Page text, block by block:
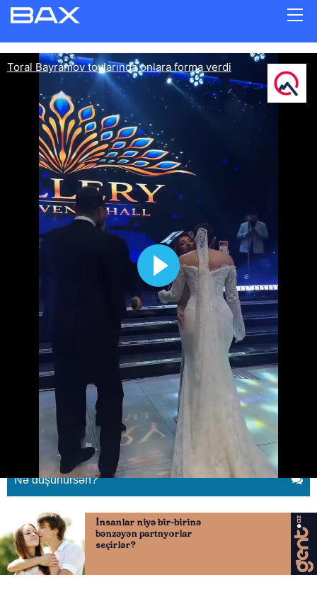
Toral Bayramov toylarında onlara
forma verdi
26.05.2026
QAFQAZINFO.AZ
Nə düşünürsən?